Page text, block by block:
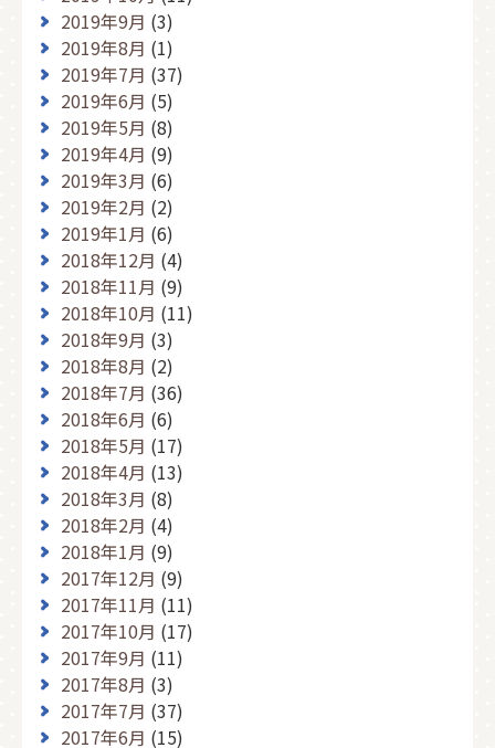
2019年9月 (3)
2019年8月 (1)
2019年7月 (37)
2019年6月 (5)
2019年5月 (8)
2019年4月 (9)
2019年3月 (6)
2019年2月 (2)
2019年1月 (6)
2018年12月 (4)
2018年11月 (9)
2018年10月 (11)
2018年9月 (3)
2018年8月 (2)
2018年7月 (36)
2018年6月 (6)
2018年5月 (17)
2018年4月 (13)
2018年3月 (8)
2018年2月 (4)
2018年1月 (9)
2017年12月 (9)
2017年11月 (11)
2017年10月 (17)
2017年9月 (11)
2017年8月 (3)
2017年7月 (37)
2017年6月 (15)